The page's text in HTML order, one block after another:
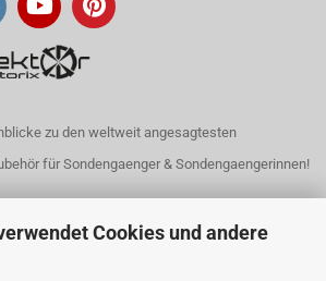
Cookies und andere
zu den weltweit angesagtesten
für Sondengaenger & Sondengaengerinnen!